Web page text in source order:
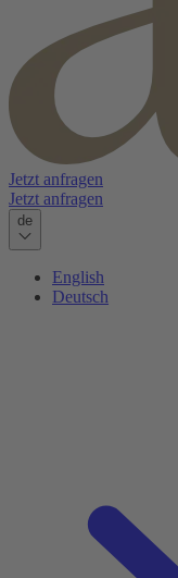
Jetzt anfragen
Jetzt anfragen
de
English
Deutsch